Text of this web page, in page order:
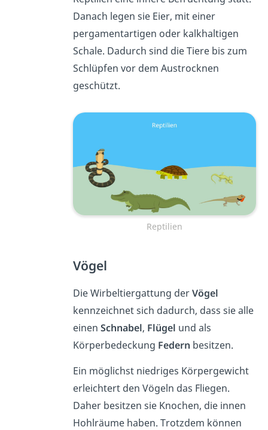
Danach legen sie Eier, mit einer
pergamentartigen oder kalkhaltigen
Schale. Dadurch sind die Tiere bis zum
Schlüpfen vor dem Austrocknen
geschützt.
Reptilien
Vögel
Die Wirbeltiergattung derVögel
kennzeichnet sich dadurch, dass sie alle
einenSchnabel, Flügel und als
Körperbedeckung Federn besitzen.
Ein möglichst niedriges Körpergewicht
erleichtert den Vögeln das Fliegen.
Daher besitzen sie Knochen, die innen
Hohlräume haben. Trotzdem können